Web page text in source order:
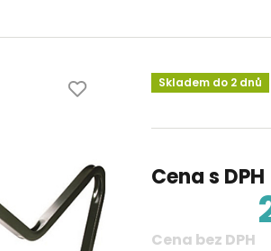
Skladem do 2 dnů
Cena s DPH
Cena bez DPH